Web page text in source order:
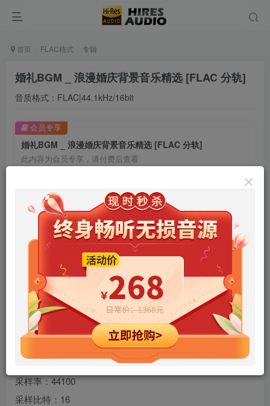
首页 FLAC格式 专辑
婚礼BGM _ 浪漫婚庆背景音乐精选 [FLAC 分轨]
音质格式：FLAC|44.1kHz/16bit
婚礼BGM _ 浪漫婚庆背景音乐精选 [FLAC 分轨]
此内容为会员专享，请付费后查看
9.9 99
年卡会员 免费 永久会员
立即购买
您当前未登录！建议登陆后购买，可保存购买订单
会员专享
专辑名称：婚礼BGM | 浪漫婚庆背景音乐精选
歌手：菲道尔
规格：29 首
声道：2
采样率：44100
采样比特：16